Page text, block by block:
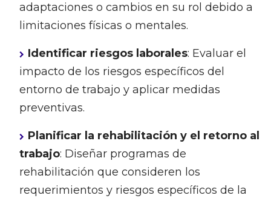
adaptaciones o cambios en su rol debido a
limitaciones físicas o mentales.
Identificar riesgos laborales: Evaluar el
impacto de los riesgos específicos del
entorno de trabajo y aplicar medidas
preventivas.
Planificar la rehabilitación y el retorno al
trabajo: Diseñar programas de
rehabilitación que consideren los
requerimientos y riesgos específicos de la